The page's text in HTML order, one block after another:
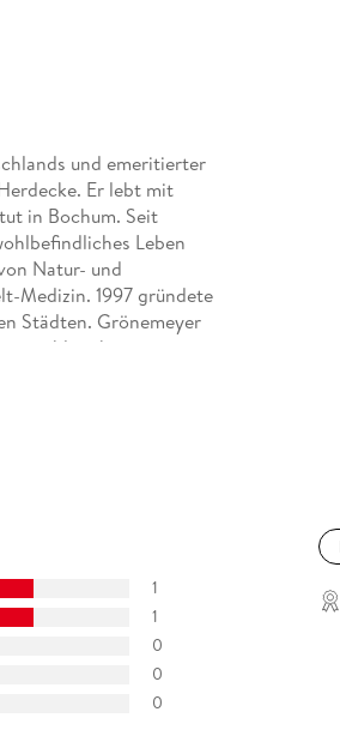
und emeritierter
Er lebt mit
in Bochum. Seit
Leben
Natur- und
Medizin. 1997 gründete
Städten. Grönemeyer
zahlreicher
1
1
0
0
0